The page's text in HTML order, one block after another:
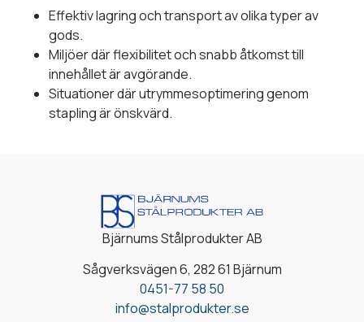
Effektiv lagring och transport av olika typer av
gods.
Miljöer där flexibilitet och snabb åtkomst till
innehållet är avgörande.
Situationer där utrymmesoptimering genom
stapling är önskvärd.
Bjärnums Stålprodukter AB
Sågverksvägen 6, 282 61 Bjärnum
0451-77 58 50
info@stalprodukter.se